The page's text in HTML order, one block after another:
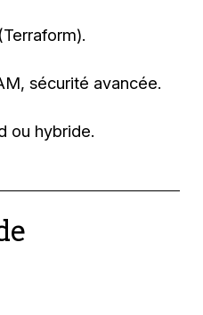
sécurité avancée.
ou hybride.